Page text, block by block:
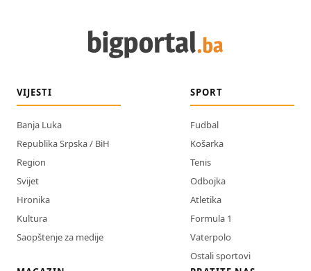
VIJESTI
Banja Luka
Republika Srpska / BiH
Region
Svijet
Hronika
Kultura
Saopštenje za medije
SPORT
Fudbal
Košarka
Tenis
Odbojka
Atletika
Formula 1
Vaterpolo
Ostali sportovi